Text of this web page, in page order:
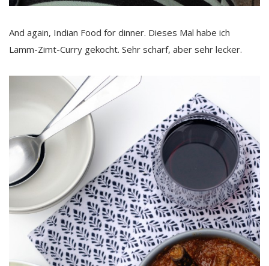
And again, Indian Food for dinner. Dieses Mal habe ich
Lamm-Zimt-Curry gekocht. Sehr scharf, aber sehr lecker.